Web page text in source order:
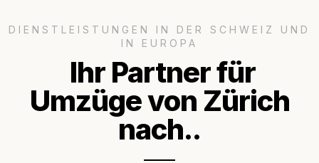
DIENSTLEISTUNGEN IN DER SCHWEIZ UND
IN EUROPA
Ihr Partner für
Umzüge von Zürich
nach..